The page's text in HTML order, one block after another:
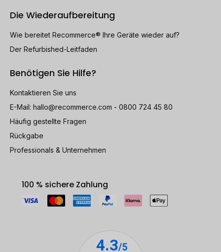
Die Wiederaufbereitung
Wie bereitet Recommerce® Ihre Geräte wieder auf?
Der Refurbished-Leitfaden
Benötigen Sie Hilfe?
Kontaktieren Sie uns
E-Mail: hallo@recommerce.com - 0800 724 45 80
Häufig gestellte Fragen
Rückgabe
Professionals & Unternehmen
100 % sichere Zahlung